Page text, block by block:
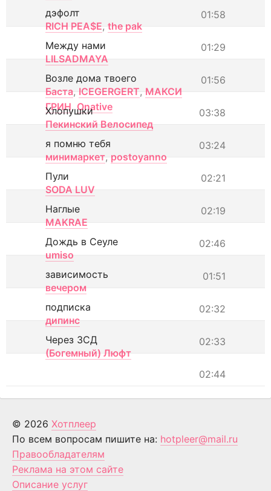
01:58
дэфолт
RICH PEA$E, the pak
01:29
Между нами
LILSADMAYA
01:56
Возле дома твоего
Баста, ICEGERGERT, МАКСИ
ГРИН, Onative 03:38
Хлопушки
Пекинский Велосипед
03:24
я помню тебя
минимаркет, postoyanno
02:21
Пули
SODA LUV
02:19
Наглые
MAKRAE
02:46
Дождь в Сеуле
umiso
01:51
зависимость
вечером
02:32
подписка
дипинс
02:33
Через ЗСД
(Богемный) Люфт
02:44
© 2026 Хотплеер
По всем вопросам пишите на: hotpleer@mail.ru
Правообладателям
Реклама на этом сайте
Описание услуг